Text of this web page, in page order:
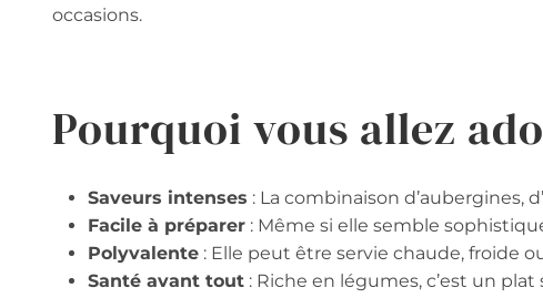
occasions.
Pourquoi vous allez
Saveurs intenses : La combinaison d’aubergines,
Facile à préparer : Même si elle semble
Polyvalente : Elle peut être servie chaude, froide
Santé avant tout : Riche en légumes, c’est un